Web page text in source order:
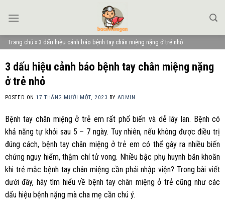
Trang chủ » 3 dấu hiệu cảnh báo bệnh tay chân miệng nặng ở trẻ nhỏ
3 dấu hiệu cảnh báo bệnh tay chân miệng nặng
ở trẻ nhỏ
POSTED ON 17 THÁNG MƯỜI MỘT, 2023 BY ADMIN
Bệnh tay chân miệng ở trẻ em rất phổ biến và dễ lây lan. Bệnh có
khả năng tự khỏi sau 5 – 7 ngày. Tuy nhiên, nếu không được điều trị
đúng cách, bệnh tay chân miệng ở trẻ em có thể gây ra nhiều biến
chứng nguy hiểm, thậm chí tử vong. Nhiều bậc phụ huynh băn khoăn
khi trẻ mắc bệnh tay chân miệng cần phải nhập viện? Trong bài viết
dưới đây, hãy tìm hiểu về bệnh tay chân miệng ở trẻ cũng như các
dấu hiệu bệnh nặng mà cha mẹ cần chú ý.